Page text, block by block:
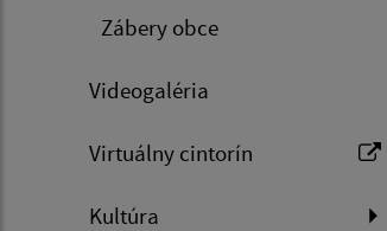
Zábery obce
Videogaléria
Virtuálny cintorín
Kultúra